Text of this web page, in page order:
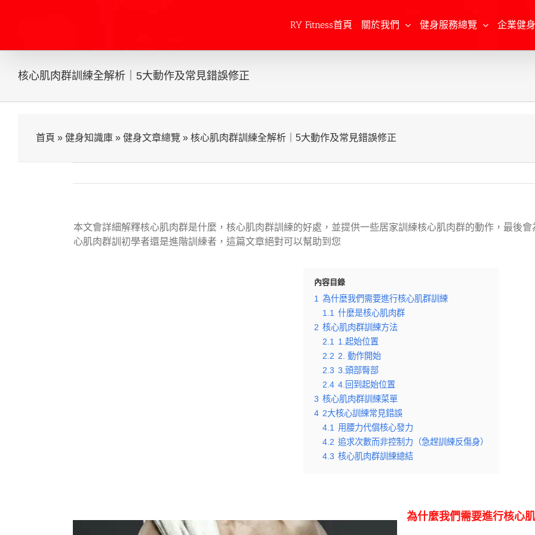
RY Fitness首頁 關於我們 健身服務總覽 企業健
核心肌肉群訓練全解析｜5大動作及常見錯誤修正
首頁 » 健身知識庫 » 健身文章總覽 » 核心肌肉群訓練全解析｜5大動作及常見錯誤修正
本文會詳細解釋核心肌肉群是什麼，核心肌肉群訓練的好處，並提供一些居家訓練核心肌肉群的動作，最後
心肌肉群訓初學者還是進階訓練者， 這篇文章絕對可以幫助到您
內容目錄
1 為什麼我們需要進行核心肌群訓練
1.1 什麼是核心肌肉群
2 核心肌肉群訓練方法
2.1
1.起始位置
2.2 2. 動作開始
2.3 3.頭部臀部
2.4 4.回到起始位置
3 核心肌肉群訓練菜單
4 2大核心訓練常見錯誤
4.1
用腰力代償核心發力
4.2 追求次數而非控制力（急趕訓練反傷身）
4.3 核心肌肉群訓練總結
為什麼我們需要進行核心